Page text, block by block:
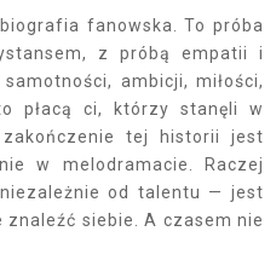
fanowska. To próba
z próbą empatii i
ambicji, miłości,
płacą ci, którzy stanęli w
tej historii jest
w melodramacie. Raczej
od talentu — jest
znaleźć siebie. A czasem nie